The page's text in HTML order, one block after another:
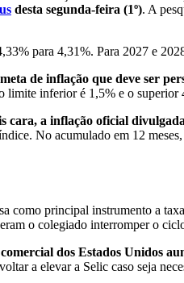
desta segunda-feira (1º). A
para 4,31%. Para 2027 e
de inflação que deve ser
limite inferior é 1,5% e o superior
cara, a inflação oficial
No acumulado em 12
como principal instrumento a
o colegiado interromper o
dos Estados Unidos
a elevar a Selic caso seja